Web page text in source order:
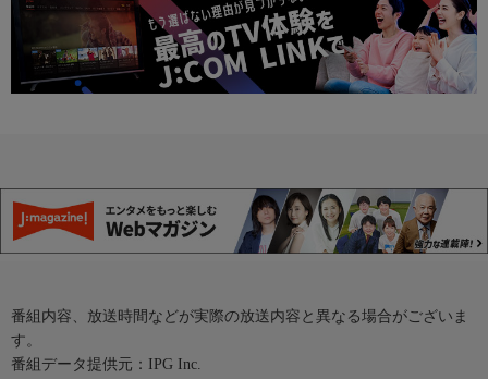
番組内容、放送時間などが実際の放送内容と異なる場合がございま
す。
番組データ提供元：IPG Inc.